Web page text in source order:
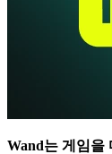
Wand는 게임을